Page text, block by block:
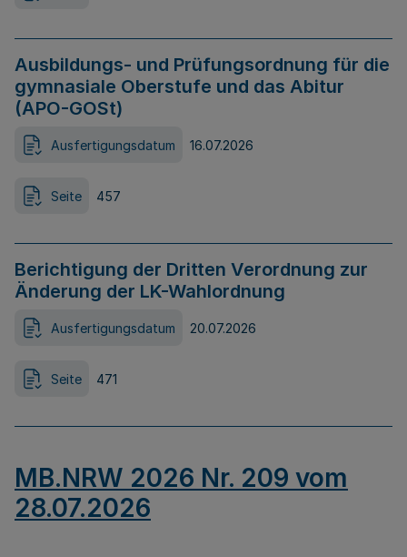
Ausbildungs- und Prüfungsordnung für die
gymnasiale Oberstufe und das Abitur
(APO-GOSt)
Ausfertigungsdatum 16.07.2026
Seite 457
Berichtigung der Dritten Verordnung zur
Änderung der LK-Wahlordnung
Ausfertigungsdatum 20.07.2026
Seite 471
MB.NRW 2026 Nr. 209 vom
28.07.2026